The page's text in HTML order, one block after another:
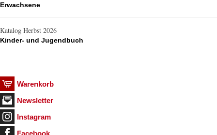
Erwachsene
Katalog Herbst 2026
Kinder- und Jugendbuch
Warenkorb
Newsletter
Instagram
Facebook